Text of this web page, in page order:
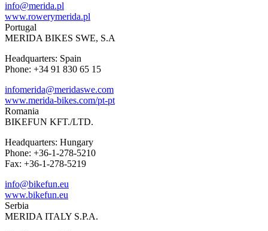
info@merida.pl
www.rowerymerida.pl
Portugal
MERIDA BIKES SWE, S.A
Headquarters: Spain
Phone: +34 91 830 65 15
infomerida@meridaswe.com
www.merida-bikes.com/pt-pt
Romania
BIKEFUN KFT./LTD.
Headquarters: Hungary
Phone: +36-1-278-5210
Fax: +36-1-278-5219
info@bikefun.eu
www.bikefun.eu
Serbia
MERIDA ITALY S.P.A.